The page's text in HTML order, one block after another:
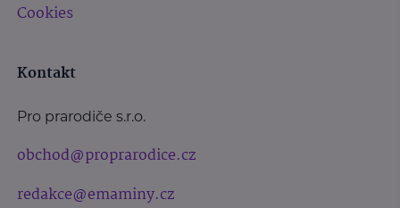
Cookies
Kontakt
Pro prarodiče s.r.o.
obchod@proprarodice.cz
redakce@emaminy.cz